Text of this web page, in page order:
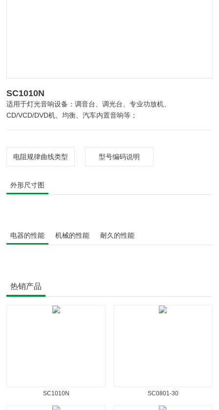
SC1010N
适用于灯光音响设备：调音台、调光台、专业功放机、
CD/VCD/DVD机、均衡、汽车内置音响等；
电阻规律曲线类型 型号编码说明
外形尺寸图
电器的性能 机械的性能 耐久的性能
热销产品
SC1010N SC0801-30